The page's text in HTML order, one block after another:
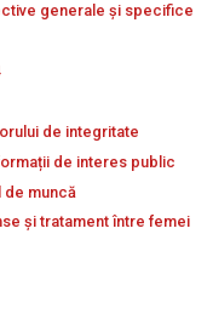
generale și specifice
de integritate
de interes public
de muncă
și tratament între femei